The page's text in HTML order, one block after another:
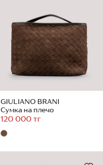
GIULIANO BRANI
Сумка на плечо
120 000 тг